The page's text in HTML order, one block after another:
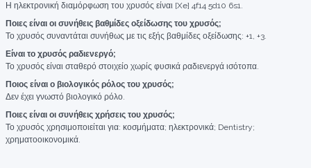
Η ηλεκτρονική διαμόρφωση του χρυσός είναι [Xe] 4f14 5d10 6s1.
Ποιες είναι οι συνήθεις βαθμίδες οξείδωσης του χρυσός;
Το χρυσός συναντάται συνήθως με τις εξής βαθμίδες οξείδωσης: +1, +3.
Είναι το χρυσός ραδιενεργό;
Το χρυσός είναι σταθερό στοιχείο χωρίς φυσικά ραδιενεργά ισότοπα.
Ποιος είναι ο βιολογικός ρόλος του χρυσός;
Δεν έχει γνωστό βιολογικό ρόλο.
Ποιες είναι οι συνήθεις χρήσεις του χρυσός;
Το χρυσός χρησιμοποιείται για: κοσμήματα; ηλεκτρονικά; Dentistry;
χρηματοοικονομικά.